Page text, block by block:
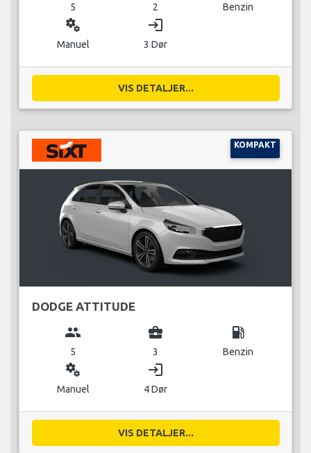
5 2 Benzin
miscellaneous_services
Manuel
login
3 Dør
VIS DETALJER...
KOMPAKT
DODGE ATTITUDE
group
5
business_center
3
local_gas_station
Benzin
miscellaneous_services
Manuel
login
4 Dør
VIS DETALJER...